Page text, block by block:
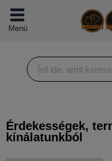
Menü
Érdekességek,
kínálatunkból